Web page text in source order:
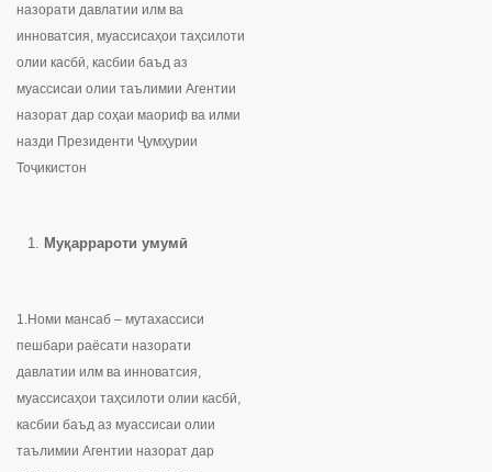
назорати давлатии илм ва
инноватсия, муассисаҳои таҳсилоти
олии касбӣ, касбии баъд аз
муассисаи олии таълимии Агентии
назорат дар соҳаи маориф ва илми
назди Президенти Ҷумҳурии
Тоҷикистон
Муқаррароти умумӣ
1.Номи мансаб – мутахассиси
пешбари раёсати назорати
давлатии илм ва инноватсия,
муассисаҳои таҳсилоти олии касбӣ,
касбии баъд аз муассисаи олии
таълимии Агентии назорат дар